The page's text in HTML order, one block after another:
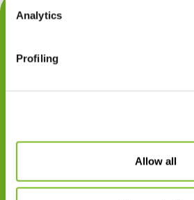
Analytics
Profiling
Allow all
Contact
Zorgprofessionals